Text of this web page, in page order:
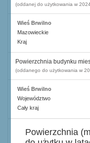
(oddanej do użytkowania w
Wieś Brwilno
Mazowieckie
Kraj
Powierzchnia budynku
(oddanego do użytkowania w
Wieś Brwilno
Województwo
Cały kraj
Powierzchnia (m